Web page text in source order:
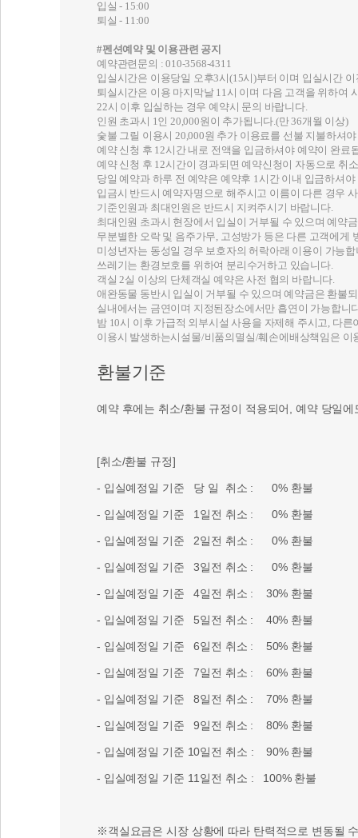
입실 - 15:00
퇴실 - 11:00
#펜션예약 및 이용관련 공지
예약관련문의 : 010-3568-4311
입실시간은 이용당일 오후3시(15시)부터 이며 입실시간
퇴실시간은 이용 마지막날 11시 이며 다음 고객을 위하여
22시 이후 입실하는 경우 예약시 문의 바랍니다.
인원 초과시 1인 20,000원이 추가됩니다.(만 36개월 이상)
숯불 그릴 이용시 20,000원 추가 이용료를 선불 지불하셔
예약 신청 후 12시간 내로 전액을 입금하셔야 예약이 완료
예약 신청 후 12시간이 경과되면 예약신청이 자동으로 취
당일 예약과 하루 전 예약은 예약후 1시간 이내 입금하셔야
입금시 반드시 예약자명으로 해주시고 이름이 다른 경우
기준인원과 최대인원은 반드시 지켜주시기 바랍니다.
최대인원 초과시 현장에서 입실이 거부될 수 있으며 예약
무분별한 오락 및 음주가무, 고성방가 등은 다른 고객에게
미성년자는 동성일 경우 보호자의 허락아래 이용이 가능합
쓰레기는 환경보호를 위하여 분리수거하고 있습니다.
객실 2실 이상의 단체객실 예약은 사전 협의 바랍니다.
애완동물 동반시 입실이 거부될 수 있으며 예약금은 환불
실내에서는 금연이며 지정된장소에서만 흡연이 가능합니
밤 10시 이후 가급적 외부시설 사용을 자제해 주시고, 다
이용시 발생하는시설물/비품의멸실/훼손에배상책임은
환불기준
예약 후에는 취소/환불 규정이 적용되어, 예약 당일
[취소/환불 규정]
- 입실예정일 기준 당 일 취소 : 0% 환불
- 입실예정일 기준 1일전 취소 : 0% 환불
- 입실예정일 기준 2일전 취소 : 0% 환불
- 입실예정일 기준 3일전 취소 : 0% 환불
- 입실예정일 기준 4일전 취소 : 30% 환불
- 입실예정일 기준 5일전 취소 : 40% 환불
- 입실예정일 기준 6일전 취소 : 50% 환불
- 입실예정일 기준 7일전 취소 : 60% 환불
- 입실예정일 기준 8일전 취소 : 70% 환불
- 입실예정일 기준 9일전 취소 : 80% 환불
- 입실예정일 기준 10일전 취소 : 90% 환불
- 입실예정일 기준 11일전 취소 : 100% 환불
※객실요금은 시장 상황에 따라 탄력적으로 변동될